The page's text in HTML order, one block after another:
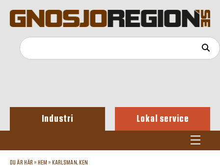
Industri Lokal service
DU ÄR HÄR » HEM » KARLSMAN, KEN